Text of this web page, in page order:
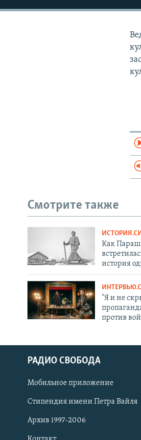
СОЦИАЛЬНЫЕ СЕТИ
Смотрите также
Как
история
"Я и не
против
РАДИО СВОБОДА
Мобильное приложение
Стипендия имени Петра Вайля
Архив 1997-2006